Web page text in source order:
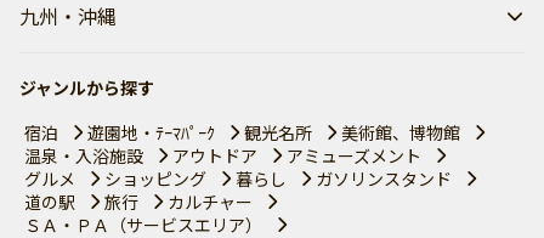
九州・沖縄
ジャンルから探す
宿泊
遊園地・ﾃｰﾏﾊﾟｰｸ 観光名所
美術館、博物館
温泉・入浴施設
アウトドア
アミューズメント
グルメ
ショッピング 暮らし
ガソリンスタンド
道の駅
旅行
カルチャー
ＳＡ・ＰＡ（サービスエリア）